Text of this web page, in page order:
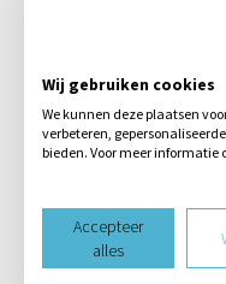
Wij gebruiken cookies
We kunnen deze plaatsen
verbeteren,
bieden. Voor meer informatie
Accepteer
alles